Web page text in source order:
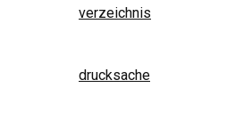
verzeichnis
drucksache